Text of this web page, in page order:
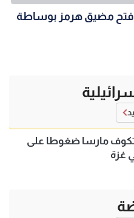
فتح مضيق هرمز بوساطة
مارسا ضغوطا على
غزة